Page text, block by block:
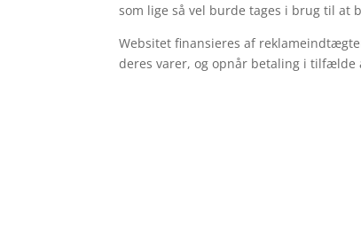
som lige så vel burde tages i brug til at
Websitet finansieres af
deres varer, og opnår betaling i tilfælde